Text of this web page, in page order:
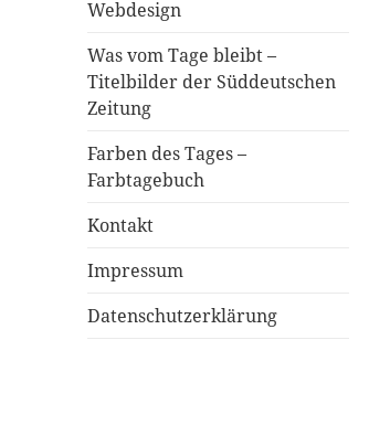
Webdesign
Was vom Tage bleibt –
Titelbilder der Süddeutschen
Zeitung
Farben des Tages –
Farbtagebuch
Kontakt
Impressum
Datenschutzerklärung